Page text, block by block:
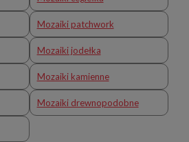
Mozaiki patchwork
Mozaiki jodełka
Mozaiki kamienne
Mozaiki drewnopodobne